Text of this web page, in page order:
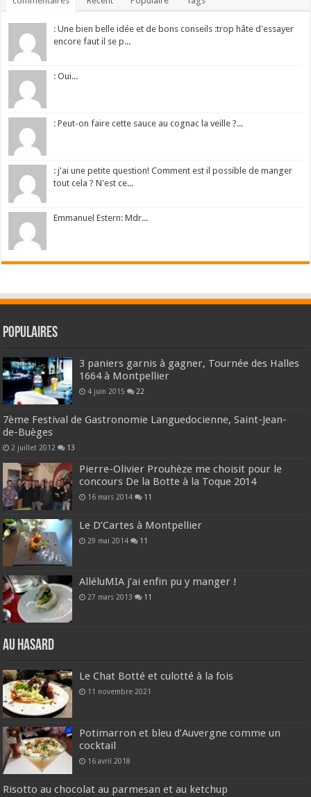
: Une bien belle idée et de bons conseils :trop hâte d'essayer
encore faut il se p...
: Oui...
: Peut-on faire cette sauce au cognac la veille ?...
: j'ai une petite question! Comment est il possible de manger
tout cela ? N'est ce...
Emmanuel Estern: Mdr...
Populaires
3 paniers garnis à gagner, Tournée des Halles
1664 à Montpellier
4 juin 2015 22
7ème Festival de Gastronomie Languedocienne, Saint-Jean-
de-Buèges
2 juillet 2012 13
Pierre-Olivier Prouhèze me choisit pour le
concours De la Botte à la Toque 2014
16 mars 2014 11
Le D’Cartes à Montpellier
29 mai 2014 11
AlléluMIA j’ai enfin pu y manger !
27 mars 2013 11
Au hasard
Le Chat Botté et culotté à la fois
11 novembre 2021
Potimarron et bleu d’Auvergne comme un
cocktail
16 avril 2018
Risotto au chocolat au parmesan et au ketchup